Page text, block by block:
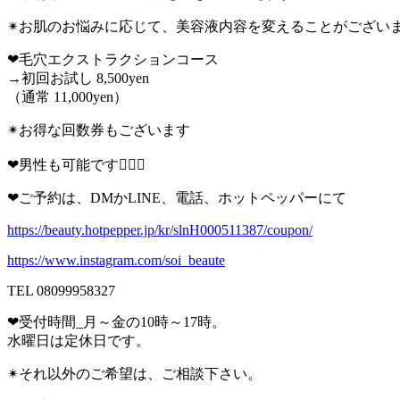
✴︎お肌のお悩みに応じて、美容液内容を変えることがござい
❤︎毛穴エクストラクションコース
→初回お試し 8,500yen
（通常 11,000yen）
✴︎お得な回数券もございます
❤︎男性も可能です👱🏼‍♂️
❤︎ご予約は、DMかLINE、電話、ホットペッパーにて
https://beauty.hotpepper.jp/kr/slnH000511387/coupon/
https://www.instagram.com/soi_beaute
TEL 08099958327
❤︎受付時間_月～金の10時～17時。
水曜日は定休日です。
✴︎それ以外のご希望は、ご相談下さい。